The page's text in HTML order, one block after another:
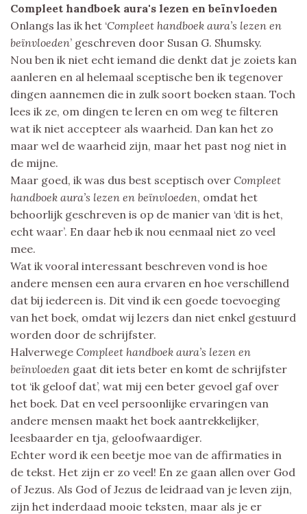
Compleet handboek aura's lezen en beïnvloeden
Onlangs las ik het ‘Compleet handboek aura’s lezen en
beïnvloeden’ geschreven door Susan G. Shumsky.
Nou ben ik niet echt iemand die denkt dat je zoiets kan
aanleren en al helemaal sceptische ben ik tegenover
dingen aannemen die in zulk soort boeken staan. Toch
lees ik ze, om dingen te leren en om weg te filteren
wat ik niet accepteer als waarheid. Dan kan het zo
maar wel de waarheid zijn, maar het past nog niet in
de mijne.
Maar goed, ik was dus best sceptisch over Compleet
handboek aura’s lezen en beïnvloeden, omdat het
behoorlijk geschreven is op de manier van ‘dit is het,
echt waar’. En daar heb ik nou eenmaal niet zo veel
mee.
Wat ik vooral interessant beschreven vond is hoe
andere mensen een aura ervaren en hoe verschillend
dat bij iedereen is. Dit vind ik een goede toevoeging
van het boek, omdat wij lezers dan niet enkel gestuurd
worden door de schrijfster.
Halverwege Compleet handboek aura’s lezen en
beïnvloeden gaat dit iets beter en komt de schrijfster
tot ‘ik geloof dat’, wat mij een beter gevoel gaf over
het boek. Dat en veel persoonlijke ervaringen van
andere mensen maakt het boek aantrekkelijker,
leesbaarder en tja, geloofwaardiger.
Echter word ik een beetje moe van de affirmaties in
de tekst. Het zijn er zo veel! En ze gaan allen over God
of Jezus. Als God of Jezus de leidraad van je leven zijn,
zijn het inderdaad mooie teksten, maar als je er